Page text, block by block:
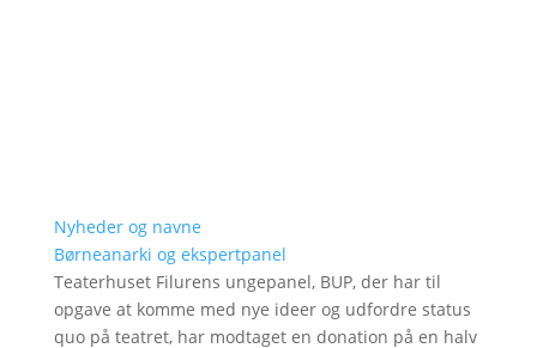
Nyheder og navne
Børneanarki og ekspertpanel
Teaterhuset Filurens ungepanel, BUP, der har til
opgave at komme med nye ideer og udfordre status
quo på teatret, har modtaget en donation på en halv